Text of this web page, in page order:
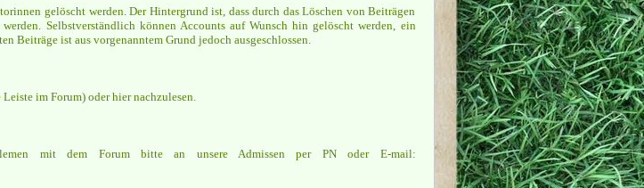
gelöscht werden. Der Hintergrund ist, dass durch das Löschen von Beiträgen
Selbstverständlich können Accounts auf Wunsch hin gelöscht werden, ein
Beiträge ist aus vorgenanntem Grund jedoch ausgeschlossen.
im Forum) oder hier nachzulesen.
mit dem Forum bitte an unsere Admissen per PN oder E-mail: